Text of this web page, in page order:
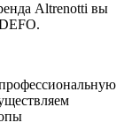
Altrenotti вы